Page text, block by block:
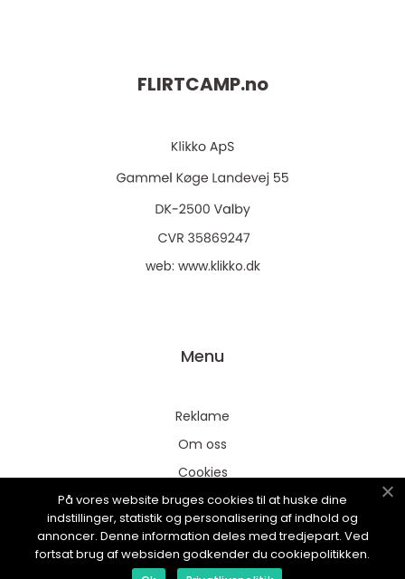
FLIRTCAMP.no
web: www.klikko.dk
Menu
Reklame
Om oss
Cookies
Kontakt Oss
Sitemap
På vores website bruges cookies til at huske dine
indstillinger, statistik og personalisering af indhold og
annoncer. Denne information deles med tredjepart. Ved
fortsat brug af websiden godkender du cookiepolitikken.